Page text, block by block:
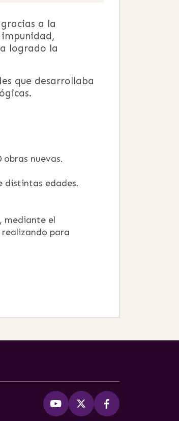
a la
impunidad,
logrado la
que desarrollaba
nuevas.
distintas edades.
mediante el
para